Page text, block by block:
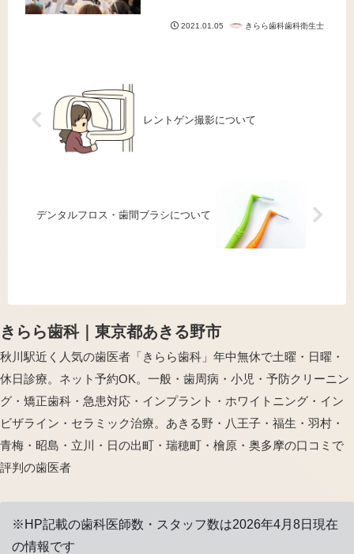
ります。３月 株式会社トクヤマデン
2021.01.05 きらら歯科歯科衛生士
レントゲン撮影について
デンタルフロス・歯間ブラシについて
きらら歯科｜東京都あきる野市
秋川駅近く人気の歯医者「きらら歯科」年中無休で土曜・日曜・
休日診療。ネット予約OK。一般・歯周病・小児・予防クリーニン
グ・矯正歯科・急患対応・インプラント・ホワイトニング・イン
ビザライン・セラミック治療。あきる野・八王子・福生・羽村・
青梅・昭島・立川・日の出町・瑞穂町・檜原・奥多摩の口コミで
評判の歯医者
※HP記載の歯科医師数・スタッフ数は2026年4月8日現在
の情報です